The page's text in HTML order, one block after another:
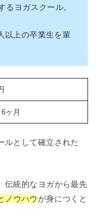
るヨガスクール。
以上の卒業生を輩
ヶ月
ルとして確立された
伝統的なヨガから最先
ノウハウ が身につくと